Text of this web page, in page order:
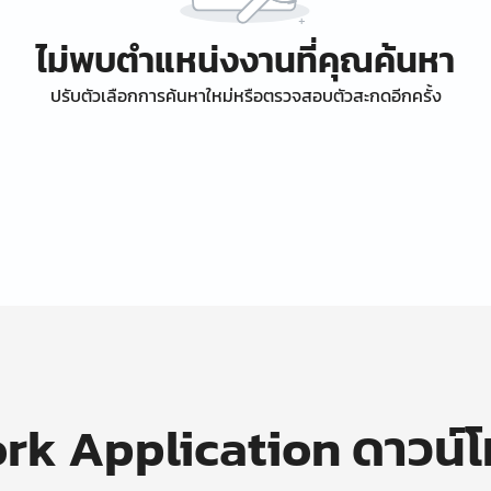
ไม่พบตำแหน่งงานที่คุณค้นหา
ปรับตัวเลือกการค้นหาใหม่หรือตรวจสอบตัวสะกดอีกครั้ง
Application ดาวน์